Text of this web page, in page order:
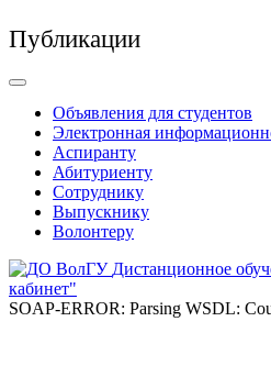
Публикации
Объявления для студентов
Электронная
Аспиранту
Абитуриенту
Сотруднику
Выпускнику
Волонтеру
Дистанционное
кабинет"
SOAP-ERROR: Parsing WSDL: